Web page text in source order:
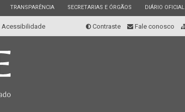
ESTADO
TRANSPARÊNCIA ESTADO
SECRETARIAS E ÓRGÃOS ESTADO
DIÁRIO OFICIAL
Acessibilidade Contraste Fale conosco